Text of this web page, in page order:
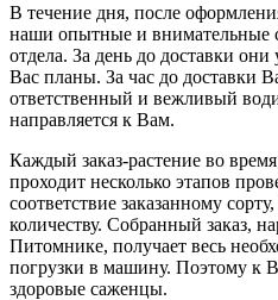
В течение дня, после
наши опытные и внимательные
отдела. За день до доставки
Вас планы. За час до доставки
ответственный и вежливый
направляется к Вам.
Каждый заказ-растение во
проходит несколько этапов
соответствие заказанному
количеству. Собранный заказ,
Питомнике, получает весь
погрузки в машину. Поэтому к
здоровые саженцы.